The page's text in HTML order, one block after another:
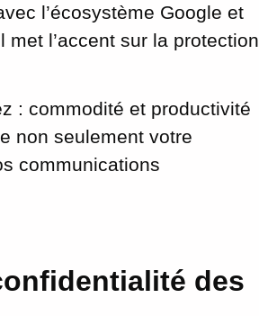
l’écosystème Google et
l’accent sur la protection
: commodité et productivité
non seulement votre
communications
des